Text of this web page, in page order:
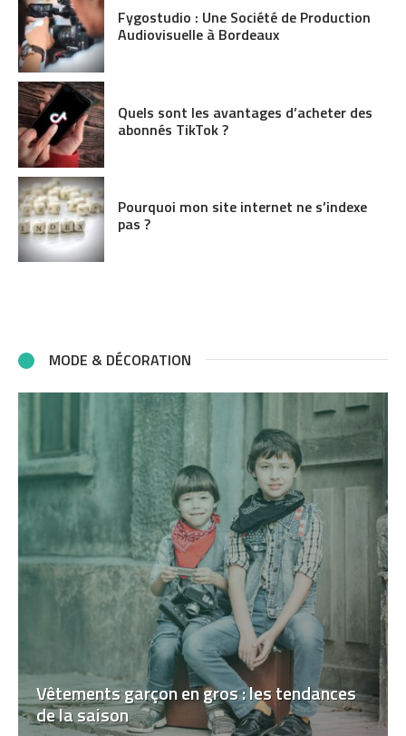
Fygostudio : Une Société de Production
Audiovisuelle à Bordeaux
Quels sont les avantages d’acheter des
abonnés TikTok ?
Pourquoi mon site internet ne s’indexe
pas ?
MODE & DÉCORATION
Vêtements garçon en gros : les tendances
de la saison